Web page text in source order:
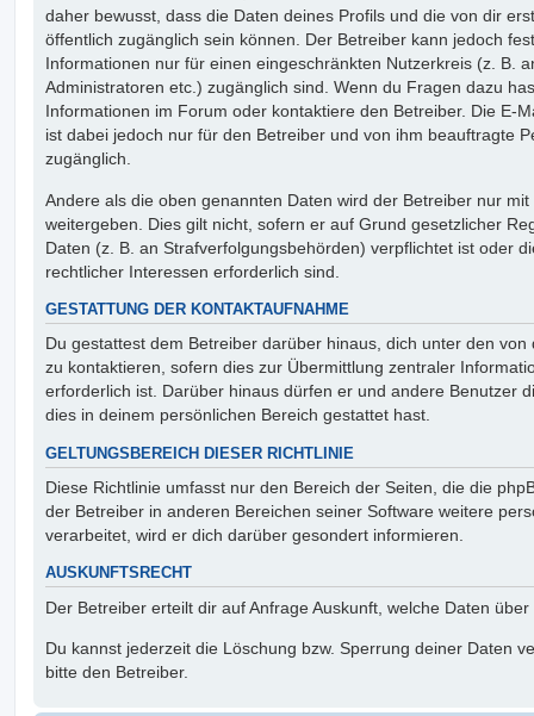
daher bewusst, dass die Daten deines Profils und die von dir
öffentlich zugänglich sein können. Der Betreiber kann jedoch
Informationen nur für einen eingeschränkten Nutzerkreis (z. B.
Administratoren etc.) zugänglich sind. Wenn du Fragen dazu
Informationen im Forum oder kontaktiere den Betreiber. Die E-
ist dabei jedoch nur für den Betreiber und von ihm beauftragte
zugänglich.
Andere als die oben genannten Daten wird der Betreiber nur
weitergeben. Dies gilt nicht, sofern er auf Grund gesetzlicher
Daten (z. B. an Strafverfolgungsbehörden) verpflichtet ist oder
rechtlicher Interessen erforderlich sind.
GESTATTUNG DER KONTAKTAUFNAHME
Du gestattest dem Betreiber darüber hinaus, dich unter den
zu kontaktieren, sofern dies zur Übermittlung zentraler
erforderlich ist. Darüber hinaus dürfen er und andere Benutzer
dies in deinem persönlichen Bereich gestattet hast.
GELTUNGSBEREICH DIESER RICHTLINIE
Diese Richtlinie umfasst nur den Bereich der Seiten, die die
der Betreiber in anderen Bereichen seiner Software weitere
verarbeitet, wird er dich darüber gesondert informieren.
AUSKUNFTSRECHT
Der Betreiber erteilt dir auf Anfrage Auskunft, welche Daten
Du kannst jederzeit die Löschung bzw. Sperrung deiner Daten
bitte den Betreiber.